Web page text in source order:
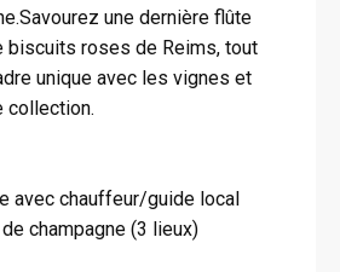
une dernière flûte
biscuits roses de Reims, tout
unique avec les vignes et
collection.
avec chauffeur/guide local
champagne (3 lieux)